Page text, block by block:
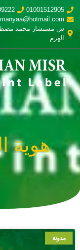
01001512905
ش مستشار محمد
الهرم
هوية
مدونة